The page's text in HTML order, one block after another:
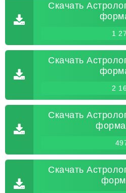
Скачать
1
Скачать
2
Скачать
Скачать